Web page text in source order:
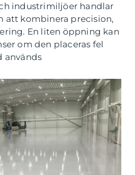
industrimiljöer handlar
att kombinera precision,
En liten öppning kan
om den placeras fel
används